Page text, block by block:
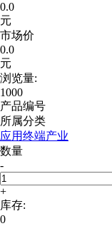
0.0
元
市场价
0.0
元
浏览量:
1000
产品编号
所属分类
应用终端产业
数量
-
+
库存:
0